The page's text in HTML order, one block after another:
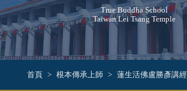
True Buddha School
Taiwan Lei Tsang Temple
首頁 根本傳承上師 蓮生活佛盧勝彥講經